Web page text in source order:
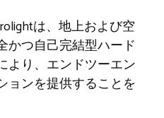
は、地上および空
かつ自己完結型ハード
より、エンドツーエン
ョンを提供することを